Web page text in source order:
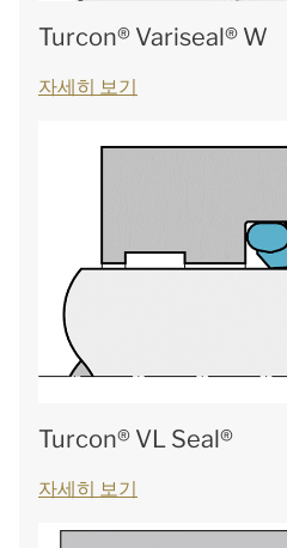
Turcon® Variseal® W
자세히 보기
Turcon® VL Seal®
자세히 보기